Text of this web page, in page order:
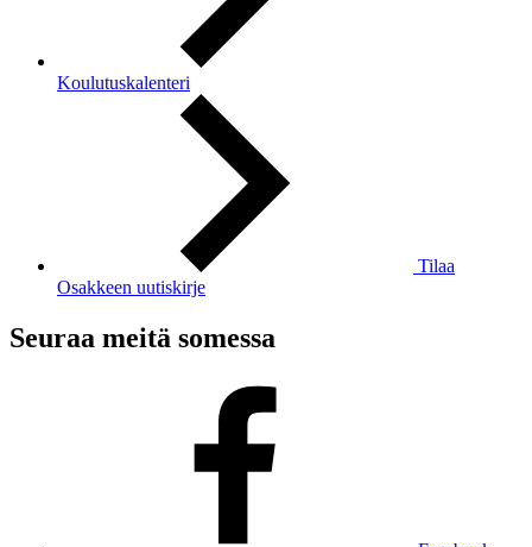
Koulutuskalenteri
Tilaa
Osakkeen uutiskirje
Seuraa meitä somessa